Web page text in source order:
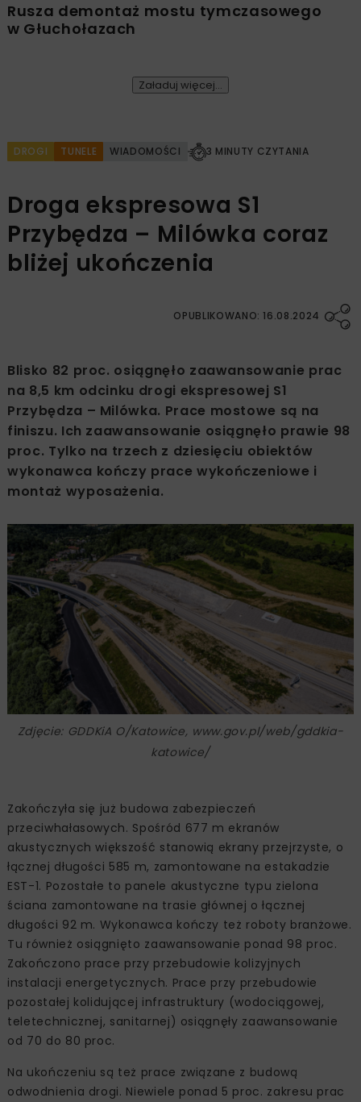
Rusza demontaż mostu tymczasowego
w Głuchołazach
Załaduj więcej...
DROGI TUNELE WIADOMOŚCI 3 MINUTY CZYTANIA
Droga ekspresowa S1
Przybędza – Milówka coraz
bliżej ukończenia
OPUBLIKOWANO: 16.08.2024
Blisko 82 proc. osiągnęło zaawansowanie prac
na 8,5 km odcinku drogi ekspresowej S1
Przybędza – Milówka. Prace mostowe są na
finiszu. Ich zaawansowanie osiągnęło prawie 98
proc. Tylko na trzech z dziesięciu obiektów
wykonawca kończy prace wykończeniowe i
montaż wyposażenia.
Zdjęcie: GDDKiA O/Katowice, www.gov.pl/web/gddkia-
katowice/
Zakończyła się już budowa zabezpieczeń
przeciwhałasowych. Spośród 677 m ekranów
akustycznych większość stanowią ekrany przejrzyste, o
łącznej długości 585 m, zamontowane na estakadzie
EST-1. Pozostałe to panele akustyczne typu zielona
ściana zamontowane na trasie głównej o łącznej
długości 92 m. Wykonawca kończy też roboty branżowe.
Tu również osiągnięto zaawansowanie ponad 98 proc.
Zakończono prace przy przebudowie kolizyjnych
instalacji energetycznych. Prace przy przebudowie
pozostałej kolidującej infrastruktury (wodociągowej,
teletechnicznej, sanitarnej) osiągnęły zaawansowanie
od 70 do 80 proc.
Na ukończeniu są też prace związane z budową
odwodnienia drogi. Niewiele ponad 5 proc. zakresu prac